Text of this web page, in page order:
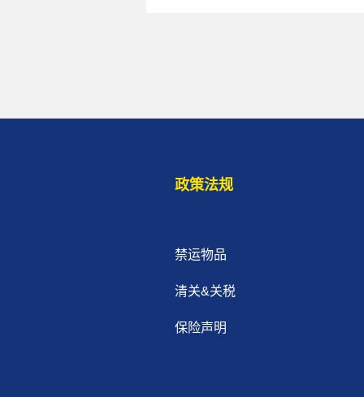
政策法规
禁运物品
清关&关税
保险声明